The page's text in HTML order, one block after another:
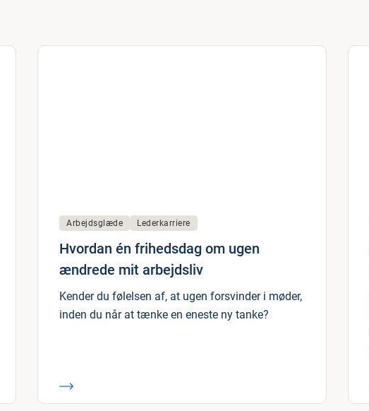
Arbejdsglæde Lederkarriere
Hvordan én frihedsdag om ugen
ændrede mit arbejdsliv
Kender du følelsen af, at ugen forsvinder i møder,
inden du når at tænke en eneste ny tanke?